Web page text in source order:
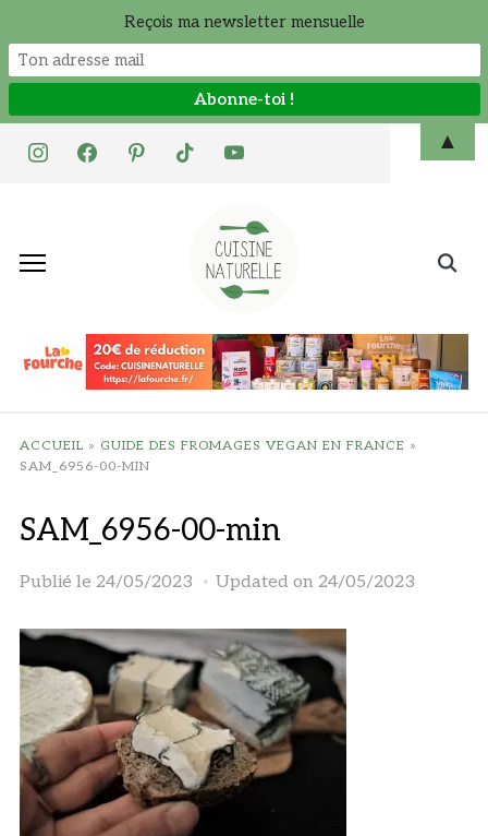
instagramfacebookpinteresttiktok youtube
Search
ACCUEIL » GUIDE DES FROMAGES VEGAN EN FRANCE »
SAM_6956-00-MIN
SAM_6956-00-min
Publié le 24/05/2023 Updated on 24/05/2023
Reçois ma newsletter mensuelle
▲